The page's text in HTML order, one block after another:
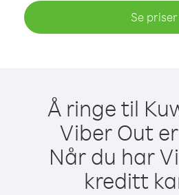
Se priser
Å ringe til
Viber Out
Når du har
kreditt